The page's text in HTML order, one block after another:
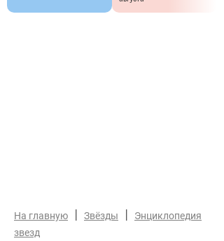
На главную | Звёзды |
Энциклопедия
звезд